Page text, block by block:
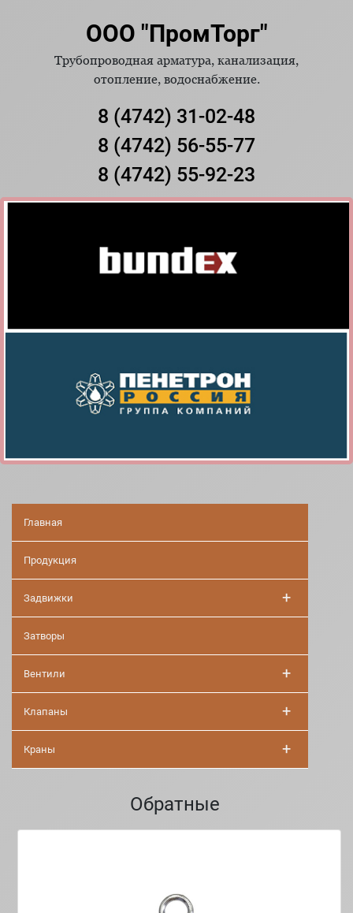
ООО "ПромТорг"
Трубопроводная арматура, канализация,
отопление, водоснабжение.
8 (4742) 31-02-48
8 (4742) 56-55-77
8 (4742) 55-92-23
Главная
Продукция
Задвижки +
Затворы
Вентили +
Клапаны +
Краны +
Обратные